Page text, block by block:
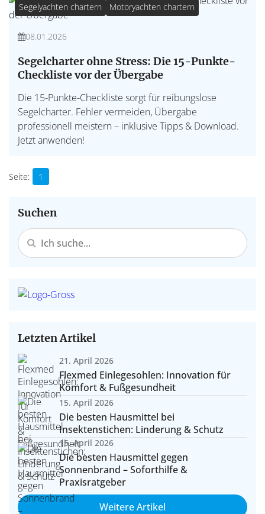
Segelyachten chartern Motoryachten chartern
08.01.2026
Segelcharter ohne Stress: Die 15-Punkte-
Checkliste vor der Übergabe
Die 15-Punkte-Checkliste sorgt für reibungslose
Segelcharter. Fehler vermeiden, Übergabe
professionell meistern – inklusive Tipps & Download.
Jetzt anwenden!
1
Suchen
Letzten Artikel
21. April 2026
Flexmed Einlegesohlen: Innovation für
Komfort & Fußgesundheit
15. April 2026
Die besten Hausmittel bei
Insektenstichen: Linderung & Schutz
15. April 2026
Die besten Hausmittel gegen
Sonnenbrand – Soforthilfe &
Praxisratgeber
Weitere Artikel